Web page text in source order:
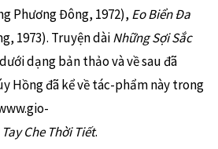
Phương Đông, 1972), Eo Biển Đa
1973). Truyện dàiNhững Sợi Sắc
dạng bản thảo và về sau đã
Hồng đã kể về tác-phẩm này trong
Tay Che Thời Tiết.